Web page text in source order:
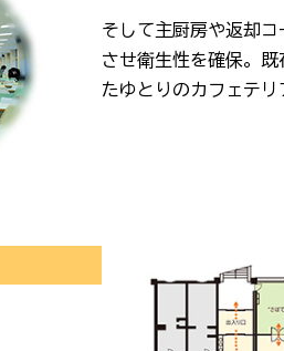
そして主厨房や返却
させ衛生性を確保。
たゆとりのカフェテリ